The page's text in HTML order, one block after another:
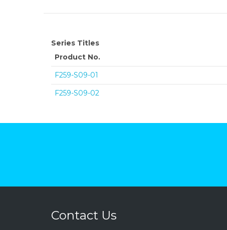
Series Titles
Product No.
F259-S09-01
F259-S09-02
Contact Us